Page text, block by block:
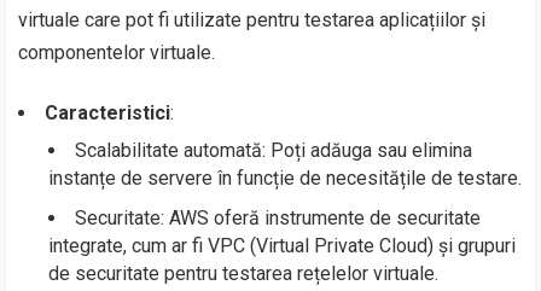
virtuale care pot fi utilizate pentru testarea aplicațiilor și
componentelor virtuale.
Caracteristici:
Scalabilitate automată: Poți adăuga sau elimina
instanțe de servere în funcție de necesitățile de testare.
Securitate: AWS oferă instrumente de securitate
integrate, cum ar fi VPC (Virtual Private Cloud) și grupuri
de securitate pentru testarea rețelelor virtuale.